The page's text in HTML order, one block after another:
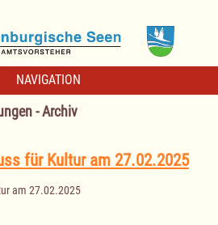
NAVIGATION
- Archiv
für Kultur am 27.02.2025
am 27.02.2025